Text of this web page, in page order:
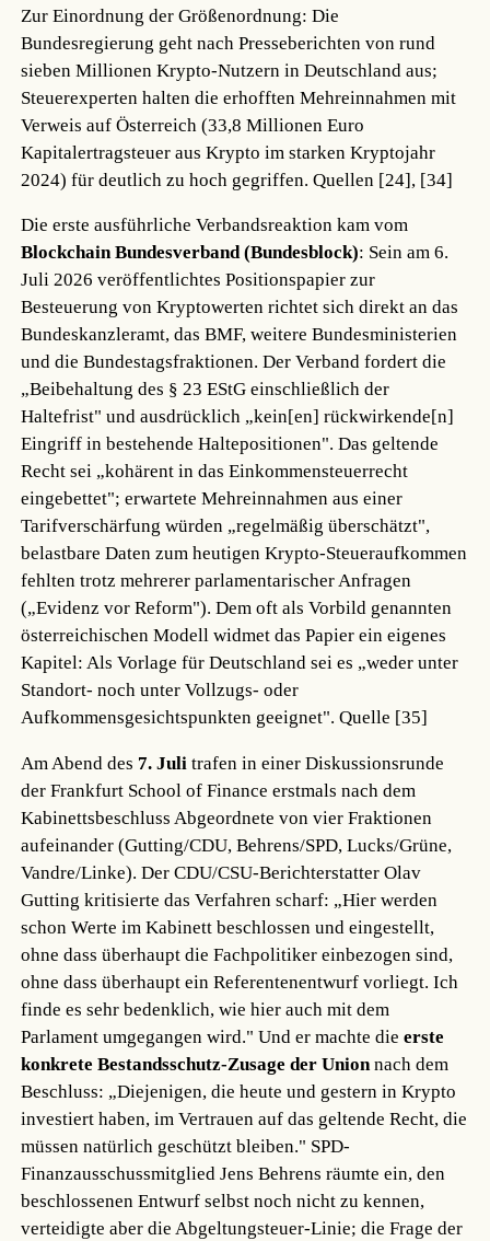
Zur Einordnung der Größenordnung: Die
Bundesregierung geht nach Presseberichten von rund
sieben Millionen Krypto-Nutzern in Deutschland aus;
Steuerexperten halten die erhofften Mehreinnahmen mit
Verweis auf Österreich (33,8 Millionen Euro
Kapitalertragsteuer aus Krypto im starken Kryptojahr
2024) für deutlich zu hoch gegriffen.Quellen [24], [34]
Die erste ausführliche Verbandsreaktion kam vom
Blockchain Bundesverband (Bundesblock): Sein am 6.
Juli 2026 veröffentlichtes Positionspapier zur
Besteuerung von Kryptowerten richtet sich direkt an das
Bundeskanzleramt, das BMF, weitere Bundesministerien
und die Bundestagsfraktionen. Der Verband fordert die
„Beibehaltung des § 23 EStG einschließlich der
Haltefrist" und ausdrücklich „kein[en] rückwirkende[n]
Eingriff in bestehende Haltepositionen". Das geltende
Recht sei „kohärent in das Einkommensteuerrecht
eingebettet"; erwartete Mehreinnahmen aus einer
Tarifverschärfung würden „regelmäßig überschätzt",
belastbare Daten zum heutigen Krypto-Steueraufkommen
fehlten trotz mehrerer parlamentarischer Anfragen
(„Evidenz vor Reform"). Dem oft als Vorbild genannten
österreichischen Modell widmet das Papier ein eigenes
Kapitel: Als Vorlage für Deutschland sei es „weder unter
Standort- noch unter Vollzugs- oder
Aufkommensgesichtspunkten geeignet".Quelle [35]
Am Abend des 7. Juli trafen in einer Diskussionsrunde
der Frankfurt School of Finance erstmals nach dem
Kabinettsbeschluss Abgeordnete von vier Fraktionen
aufeinander (Gutting/CDU, Behrens/SPD, Lucks/Grüne,
Vandre/Linke). Der CDU/CSU-Berichterstatter Olav
Gutting kritisierte das Verfahren scharf: „Hier werden
schon Werte im Kabinett beschlossen und eingestellt,
ohne dass überhaupt die Fachpolitiker einbezogen sind,
ohne dass überhaupt ein Referentenentwurf vorliegt. Ich
finde es sehr bedenklich, wie hier auch mit dem
Parlament umgegangen wird." Und er machte dieerste
konkrete Bestandsschutz-Zusage der Unionnach dem
Beschluss: „Diejenigen, die heute und gestern in Krypto
investiert haben, im Vertrauen auf das geltende Recht, die
müssen natürlich geschützt bleiben." SPD-
Finanzausschussmitglied Jens Behrens räumte ein, den
beschlossenen Entwurf selbst noch nicht zu kennen,
verteidigte aber die Abgeltungsteuer-Linie; die Frage der